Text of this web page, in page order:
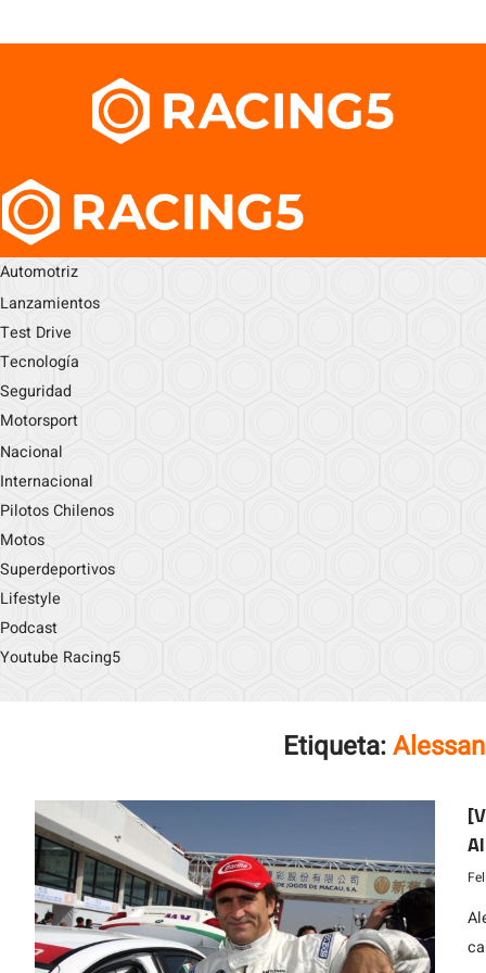
Automotriz
Lanzamientos
Test Drive
Tecnología
Seguridad
Motorsport
Nacional
Internacional
Pilotos Chilenos
Motos
Superdeportivos
Lifestyle
Podcast
Youtube Racing5
Etiqueta: